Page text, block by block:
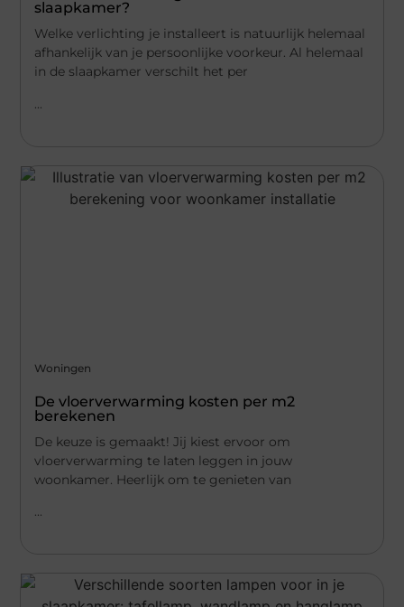
slaapkamer?
Welke verlichting je installeert is natuurlijk helemaal
afhankelijk van je persoonlijke voorkeur. Al helemaal
in de slaapkamer verschilt het per
...
Woningen
De vloerverwarming kosten per m2
berekenen
De keuze is gemaakt! Jij kiest ervoor om
vloerverwarming te laten leggen in jouw
woonkamer. Heerlijk om te genieten van
...